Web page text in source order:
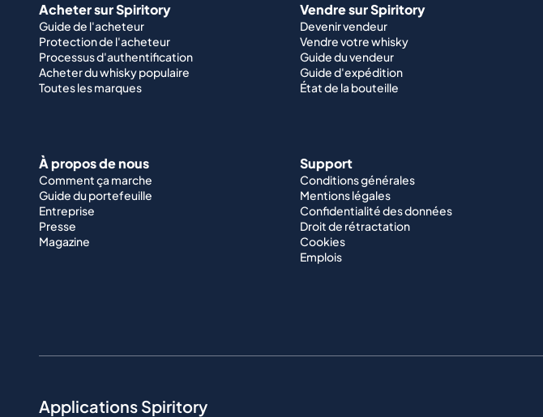
Acheter sur Spiritory
Guide de l'acheteur
Protection de l'acheteur
Processus d'authentification
Acheter du whisky populaire
Toutes les marques
Vendre sur Spiritory
Devenir vendeur
Vendre votre whisky
Guide du vendeur
Guide d'expédition
État de la bouteille
À propos de nous
Comment ça marche
Guide du portefeuille
Entreprise
Presse
Magazine
Support
Conditions générales
Mentions légales
Confidentialité des données
Droit de rétractation
Cookies
Emplois
Applications Spiritory